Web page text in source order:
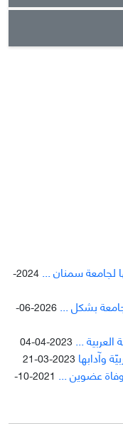
لجامعة سمنان ...
2024-
بشکل ...
2026-06-
...
2023-04-04
وآدابها 2023-03-21
وفاة عضوين ...
2021-10-